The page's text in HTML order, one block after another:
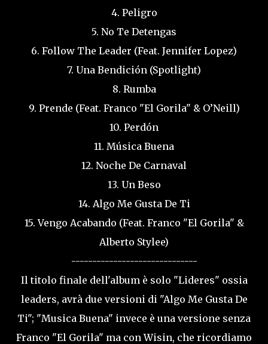
4. Peligro
5. No Te Detengas
6. Follow The Leader (Feat. Jennifer Lopez)
7. Una Bendición (Spotlight)
8. Rumba
9. Prende (Feat. Franco "El Gorila" & O’Neill)
10. Perdón
11. Música Buena
12. Noche De Carnaval
13. Un Beso
14. Algo Me Gusta De Ti
15. Vengo Acabando (Feat. Franco "El Gorila" &
Alberto Stylee)
------------------------------
Il titolo finale dell'album è solo "Lideres" ossia
leaders, avrà due versioni di "Algo Me Gusta De
Ti"; "Musica Buena" invece è una versione senza
Franco "El Gorila" ma con Wisin, che ricordiamo